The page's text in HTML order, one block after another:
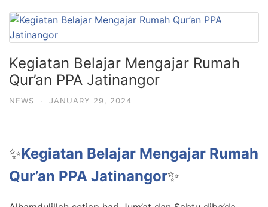
Kegiatan Belajar Mengajar Rumah
Qur’an PPA Jatinangor
NEWS · JANUARY 29, 2024
✨Kegiatan Belajar Mengajar Rumah
Qur’an PPA Jatinangor✨